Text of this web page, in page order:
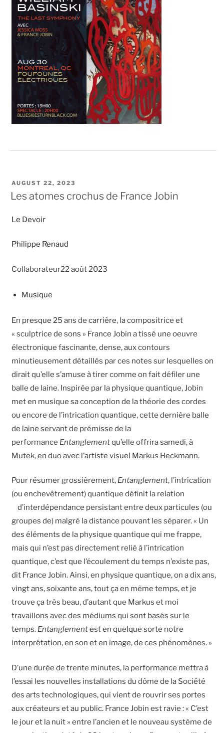
POSTED
ON
AUGUST 22, 2023
Les atomes crochus de France Jobin
Le Devoir
Philippe Renaud
Collaborateur22 août 2023
Musique
En presque 25 ans de carrière, la compositrice et
« sculptrice de sons » France Jobin a tissé une oeuvre
électronique fascinante, dense, aux contours
minutieusement détaillés par ces notes sur lesquelles on
dirait qu’elle s’amuse à tirer comme on fait défiler une
balle de laine. Inspirée par la physique quantique, Jobin
met en musique sa conception de la théorie des cordes
ou encore de l’intrication quantique, cette dernière balle
de laine servant de prémisse de la
performance Entanglementqu’elle offrira samedi, à
Mutek, en duo avec l’artiste visuel Markus Heckmann.
Pour résumer grossièrement, Entanglement, l’intrication
(ou enchevêtrement) quantique définit la relation
d’interdépendance persistant entre deux particules (ou
groupes de) malgré la distance pouvant les séparer. « Un
des éléments de la physique quantique qui me frappe,
mais qui n’est pas directement relié à l’intrication
quantique, c’est que l’écoulement du temps n’existe pas,
dit France Jobin. Ainsi, en physique quantique, on a dix ans,
vingt ans, soixante ans, tout ça en même temps, et je
trouve ça très beau, d’autant que Markus et moi
travaillons avec des médiums qui sont basés sur le
temps. Entanglementest en quelque sorte notre
interprétation, en son et en image, de ces phénomènes. »
D’une durée de trente minutes, la performance mettra à
l’essai les nouvelles installations du dôme de la Société
des arts technologiques, qui vient de rouvrir ses portes
aux créateurs et au public. France Jobin est ravie : « C’est
le jour et la nuit » entre l’ancien et le nouveau système de